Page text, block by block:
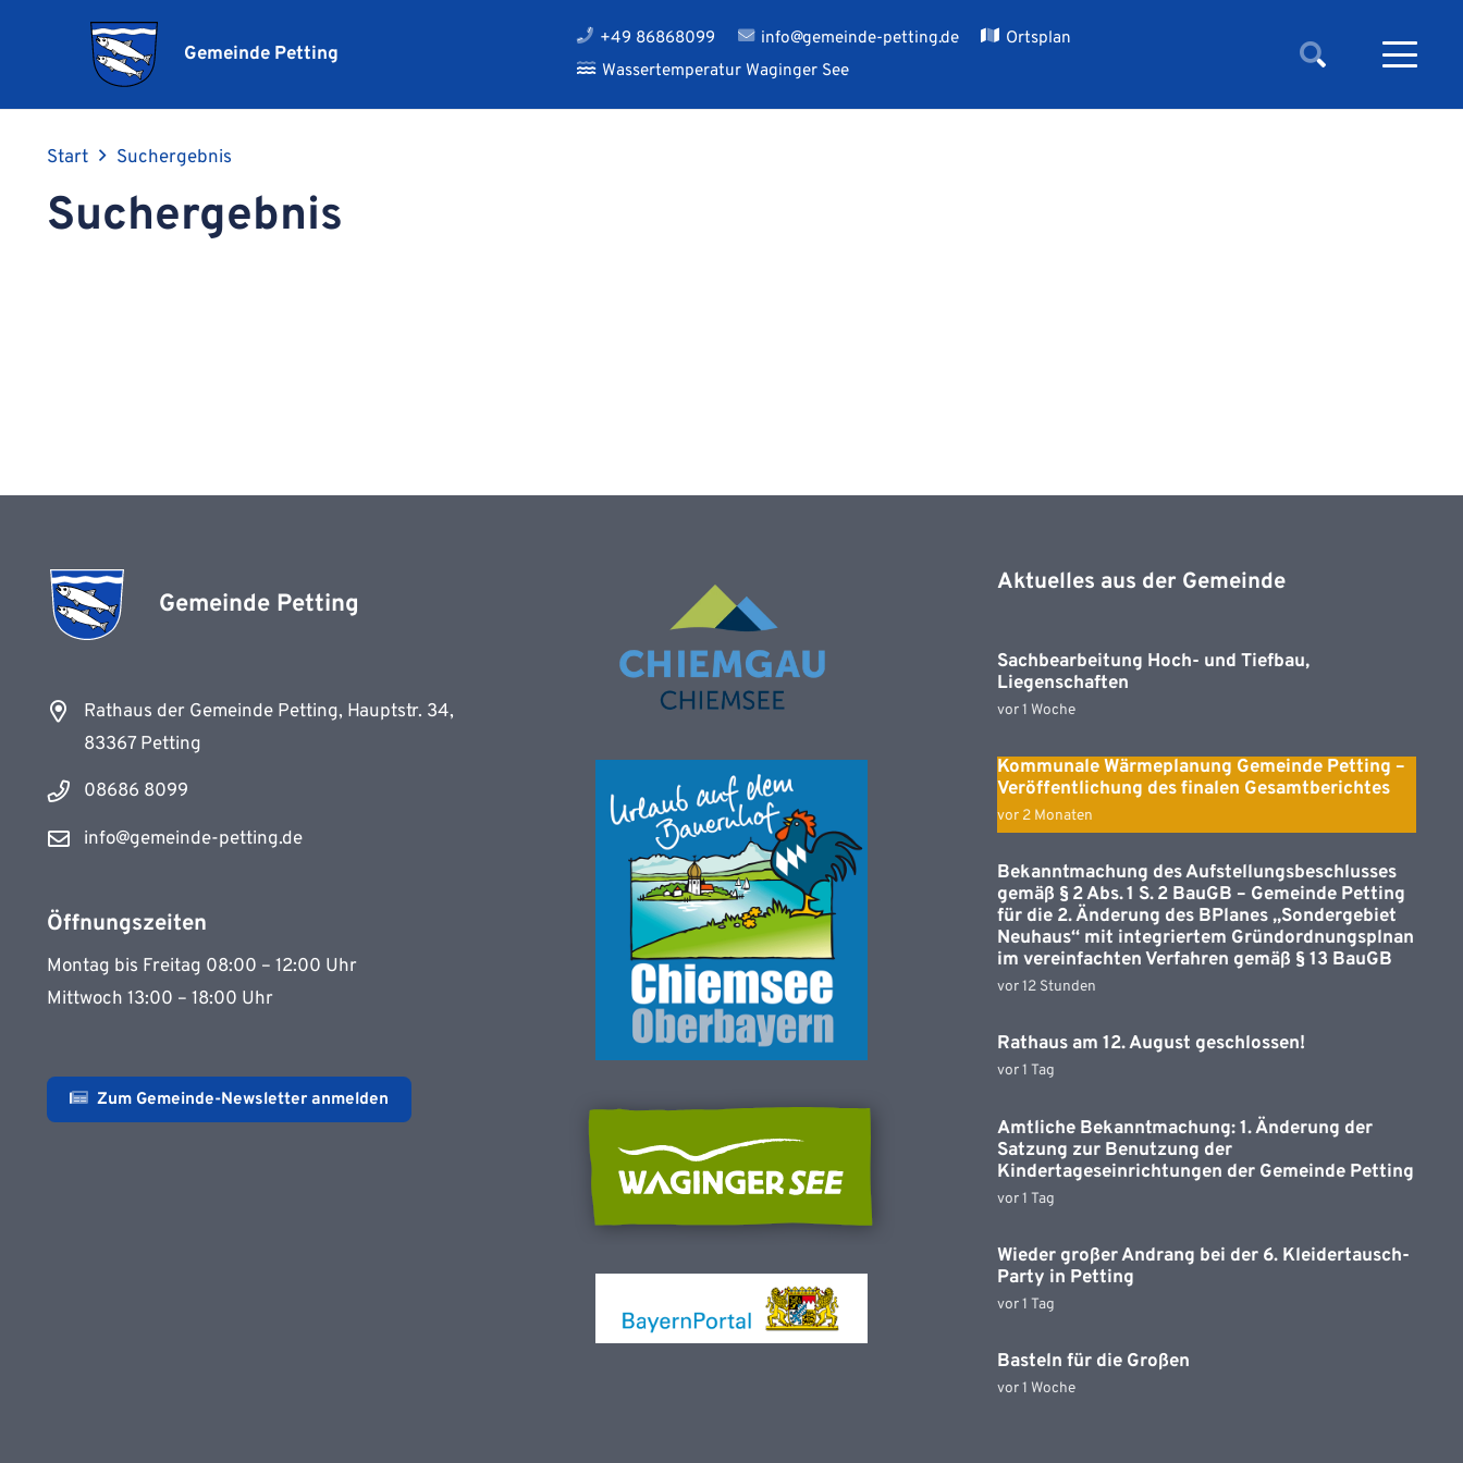
Gemeinde Petting
+49 86868099 info@gemeinde-petting.de
Ortsplan
Wassertemperatur Waginger See
Start Suchergebnis
Suchergebnis
Gemeinde Petting
Rathaus der Gemeinde Petting, Hauptstr. 34,
83367 Petting
08686 8099
info@gemeinde-petting.de
Öffnungszeiten
Montag bis Freitag 08:00 – 12:00 Uhr
Mittwoch 13:00 – 18:00 Uhr
Zum Gemeinde-Newsletter anmelden
Aktuelles aus der Gemeinde
Sachbearbeitung Hoch- und Tiefbau,
Liegenschaften
vor 1 Woche
Kommunale Wärmeplanung Gemeinde Petting –
Veröffentlichung des finalen Gesamtberichtes
vor 2 Monaten
Bekanntmachung des Aufstellungsbeschlusses
gemäß § 2 Abs. 1 S. 2 BauGB – Gemeinde Petting
für die 2. Änderung des BPlanes „Sondergebiet
Neuhaus“ mit integriertem Gründordnungsplnan
im vereinfachten Verfahren gemäß § 13 BauGB
vor 12 Stunden
Rathaus am 12. August geschlossen!
vor 1 Tag
Amtliche Bekanntmachung: 1. Änderung der
Satzung zur Benutzung der
Kindertageseinrichtungen der Gemeinde Petting
vor 1 Tag
Wieder großer Andrang bei der 6. Kleidertausch-
Party in Petting
vor 1 Tag
Basteln für die Großen
vor 1 Woche